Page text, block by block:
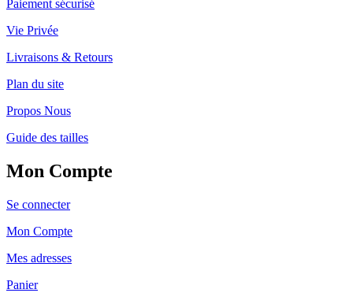
Paiement sécurisé
Vie Privée
Livraisons & Retours
Plan du site
Propos Nous
Guide des tailles
Mon Compte
Se connecter
Mon Compte
Mes adresses
Panier